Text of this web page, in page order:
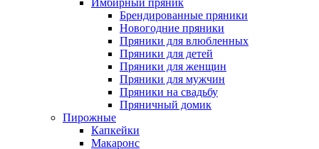
Имбирный пряник
Брендированные пряники
Новогодние пряники
Пряники для влюбленных
Пряники для детей
Пряники для женщин
Пряники для мужчин
Пряники на свадьбу
Пряничный домик
Пирожные
Капкейки
Макаронс